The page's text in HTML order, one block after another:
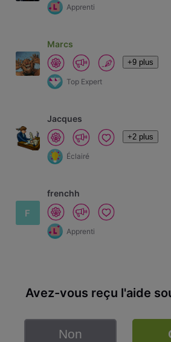
Apprenti
Marcs
+9 plus
Top Expert
Jacques
+2 plus
Éclairé
F
frenchh
Apprenti
Avez-vous reçu l'aide
Non